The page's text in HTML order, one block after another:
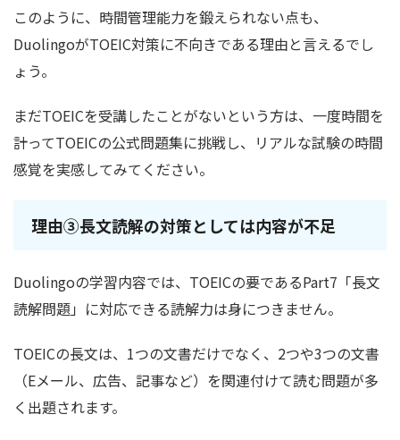
このように、時間管理能力を鍛えられない点も、
DuolingoがTOEIC対策に不向きである理由と言えるでし
ょう。
まだTOEICを受講したことがないという方は、一度時間を
計ってTOEICの公式問題集に挑戦し、リアルな試験の時間
感覚を実感してみてください。
理由③長文読解の対策としては内容が不足
Duolingoの学習内容では、TOEICの要であるPart7「長文
読解問題」に対応できる読解力は身につきません。
TOEICの長文は、1つの文書だけでなく、2つや3つの文書
（Eメール、広告、記事など）を関連付けて読む問題が多
く出題されます。